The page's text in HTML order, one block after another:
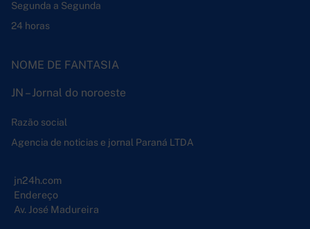
Segunda a Segunda
24 horas
NOME DE FANTASIA
JN – Jornal do noroeste
Razão social
Agencia de noticias e jornal Paraná LTDA
jn24h.com
Endereço
Av. José Madureira